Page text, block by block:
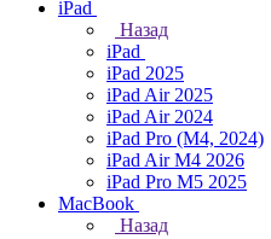
iPad
Назад
iPad
iPad 2025
iPad Air 2025
iPad Air 2024
iPad Pro (M4, 2024)
iPad Air M4 2026
iPad Pro M5 2025
MacBook
Назад